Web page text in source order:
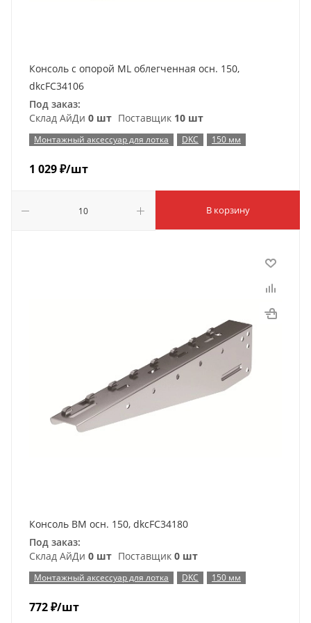
Консоль с опорой ML облегченная осн. 150,
dkcFC34106
Под заказ:
Склад АйДи 0 шт Поставщик 10 шт
Монтажный аксессуар для лотка DKC 150 мм
1 029₽/шт
В корзину
Консоль ВМ осн. 150, dkcFC34180
Под заказ:
Склад АйДи 0 шт Поставщик 0 шт
Монтажный аксессуар для лотка DKC 150 мм
772₽/шт